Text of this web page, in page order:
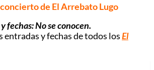
de El Arrebato Lugo
fechas: No se conocen.
entradas y fechas de todos losEl